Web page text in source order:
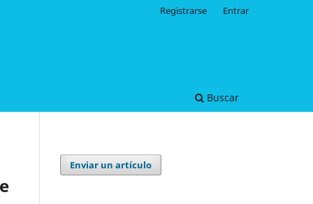
Buscar
Registrarse Entrar
Enviar un artículo